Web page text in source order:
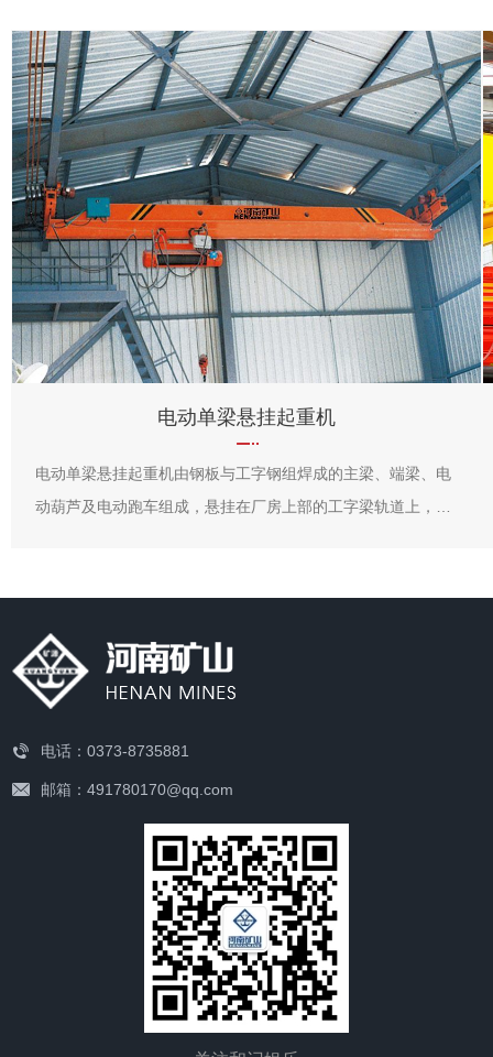
电动单梁悬挂起重机
电动单梁悬挂起重机由钢板与工字钢组焊成的主梁、端梁、电
动葫芦及电动跑车组成，悬挂在厂房上部的工字梁轨道上，悬
电话：0373-8735881
邮箱：491780170@qq.com